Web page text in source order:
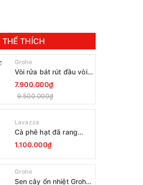
THỂ THÍCH
Grohe
Vòi rửa bát rút đầu vòi
Grohe Minta 30274000
7.900.000₫
9.500.000₫
Lavazza
Cà phê hạt đã rang
Lavazza Coffee
Espresso Super Crema
1000g Date 12-2027
1.100.000₫
Grohe
Sen cây ổn nhiệt Grohe